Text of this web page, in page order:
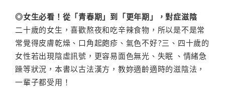
◎女生必看！從「青春期」到「更年期」，對症滋陰
二十歲的女生，喜歡熬夜和吃辛辣食物，所以是不是常
常覺得皮膚乾燥、口角起皰疹、氣色不好?三、四十歲的
女性若出現陰虛訊號，更容易面色無光、失眠 、情緒急
躁等狀況，本書以古法漢方，教妳適齡適時的滋陰法，
一輩子都受用！